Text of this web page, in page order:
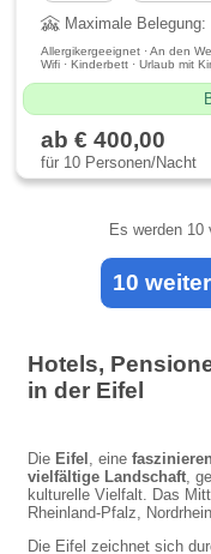
Maximale Belegung:
Allergikergeeignet · An den
Wifi · Kinderbett · Urlaub mit
ab € 400,00
für 10 Personen/Nacht
Es werden 10
10
Hotels,
in der Eifel
Die Eifel , eine
vielfältige Landschaft ,
kulturelle Vielfalt. Das
Rheinland-Pfalz,
Die Eifel zeichnet sich